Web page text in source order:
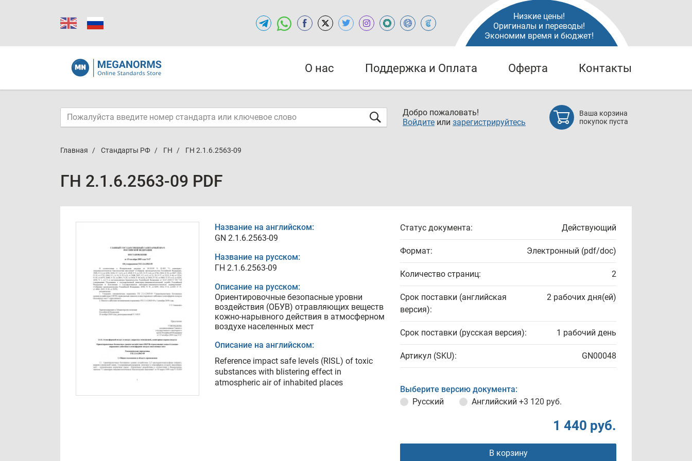
Низкие цены!
Оригиналы и переводы!
Экономим время и бюджет!
О нас Поддержка и Оплата Оферта Контакты
Добро пожаловать!
Войдите или зарегистрируйтесь
Ваша корзина
покупок пуста
Главная Стандарты РФ ГН ГН 2.1.6.2563-09
ГН 2.1.6.2563-09 PDF
Название на английском:
GN 2.1.6.2563-09
Название на русском:
ГН 2.1.6.2563-09
Описание на русском:
Ориентировочные безопасные уровни
воздействия (ОБУВ) отравляющих веществ
кожно-нарывного действия в атмосферном
воздухе населенных мест
Описание на английском:
Reference impact safe levels (RISL) of toxic
substances with blistering effect in
atmospheric air of inhabited places
Статус документа: Действующий
Формат: Электронный (pdf/doc)
Количество страниц: 2
Срок поставки (английская
версия):
2 рабочих дня(ей)
Срок поставки (русская версия): 1 рабочий день
Артикул (SKU): GN00048
Выберите версию документа:
Русский
Английский +3 120 руб.
1 440 руб.
В корзину